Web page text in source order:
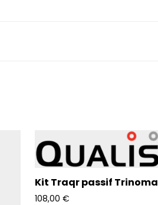
Kit Traqr passif Trinoma
108,00 €